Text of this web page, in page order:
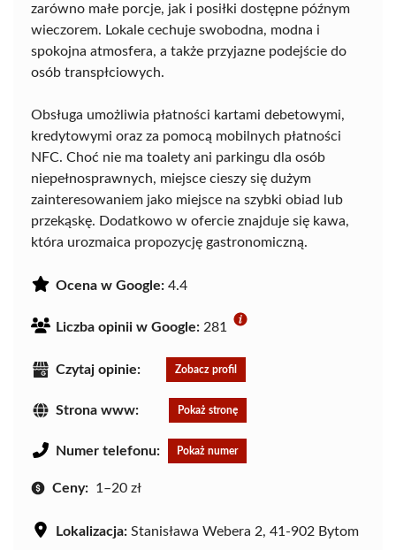
zarówno małe porcje, jak i posiłki dostępne późnym
wieczorem. Lokale cechuje swobodna, modna i
spokojna atmosfera, a także przyjazne podejście do
osób transpłciowych.
Obsługa umożliwia płatności kartami debetowymi,
kredytowymi oraz za pomocą mobilnych płatności
NFC. Choć nie ma toalety ani parkingu dla osób
niepełnosprawnych, miejsce cieszy się dużym
zainteresowaniem jako miejsce na szybki obiad lub
przekąskę. Dodatkowo w ofercie znajduje się kawa,
która urozmaica propozycję gastronomiczną.
Ocena w Google: 4.4
Liczba opinii w Google: 281
Czytaj opinie: Zobacz profil
Strona www: Pokaż stronę
Numer telefonu: Pokaż numer
Ceny: 1–20 zł
Lokalizacja: Stanisława Webera 2, 41-902 Bytom